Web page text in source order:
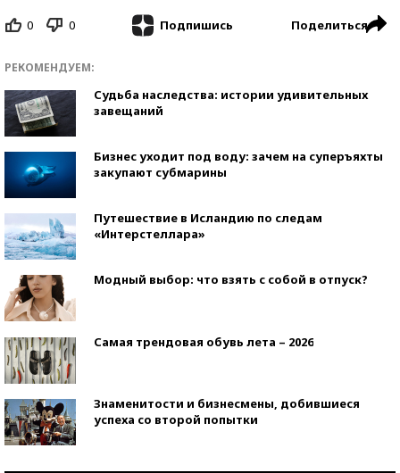
0 0 Подпишись Поделиться
РЕКОМЕНДУЕМ:
Судьба наследства: истории удивительных
завещаний
Бизнес уходит под воду: зачем на суперъяхты
закупают субмарины
Путешествие в Исландию по следам
«Интерстеллара»
Модный выбор: что взять с собой в отпуск?
Самая трендовая обувь лета – 2026
Знаменитости и бизнесмены, добившиеся
успеха со второй попытки